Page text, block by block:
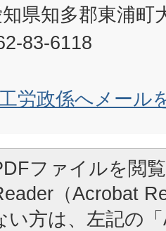
県知多郡東浦町
83-6118
労政係へメール
ファイルを閲
（Acrobat
い方は、左記の